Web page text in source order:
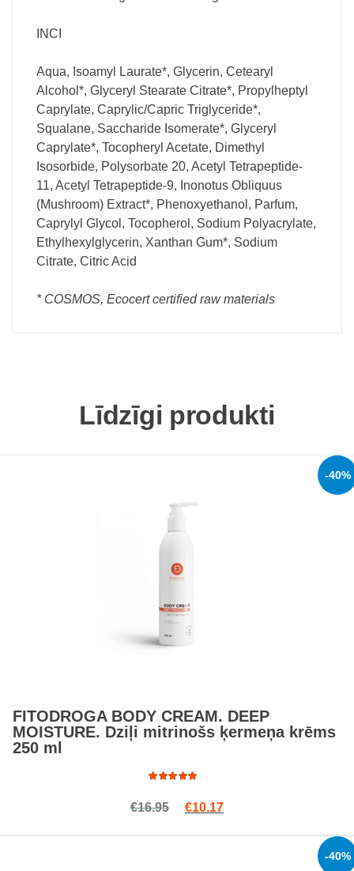
INCI
Aqua, Isoamyl Laurate*, Glycerin, Cetearyl
Alcohol*, Glyceryl Stearate Citrate*, Propylheptyl
Caprylate, Caprylic/Capric Triglyceride*,
Squalane, Saccharide Isomerate*, Glyceryl
Caprylate*, Tocopheryl Acetate, Dimethyl
Isosorbide, Polysorbate 20, Acetyl Tetrapeptide-
11, Acetyl Tetrapeptide-9, Inonotus Obliquus
(Mushroom) Extract*, Phenoxyethanol, Parfum,
Caprylyl Glycol, Tocopherol, Sodium Polyacrylate,
Ethylhexylglycerin, Xanthan Gum*, Sodium
Citrate, Citric Acid
* COSMOS, Ecocert certified raw materials
Līdzīgi produkti
-40%
FITODROGA BODY CREAM. DEEP
MOISTURE. Dziļi mitrinošs ķermeņa krēms
250 ml
5.00
out
€16.95 Original price was: €16.95.
€10.17Current price is:
-40%